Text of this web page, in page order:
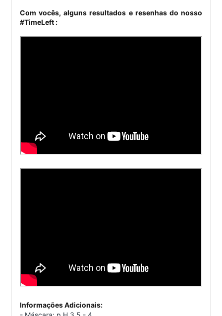
Com vocês, alguns resultados e resenhas do nosso
#TimeLeft :
Informações Adicionais: